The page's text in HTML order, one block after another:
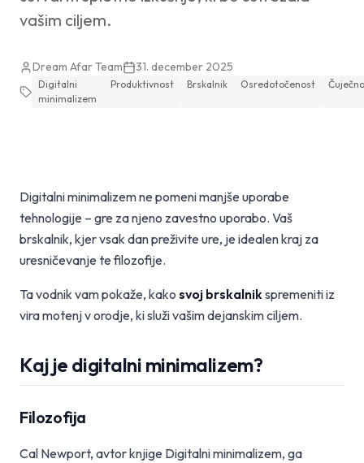
vašim ciljem.
Dream Afar Team 31. december 2025
Digitalni
minimalizem
Produktivnost Brskalnik Osredotočenost
Digitalni minimalizem ne pomeni manjše uporabe
tehnologije – gre za njeno zavestno uporabo. Vaš
brskalnik, kjer vsak dan preživite ure, je idealen kraj za
uresničevanje te filozofije.
Ta vodnik vam pokaže, kako svoj brskalnikspremeniti iz
vira motenj v orodje, ki služi vašim dejanskim ciljem.
Kaj je digitalni minimalizem?
Filozofija
Cal Newport, avtor knjige Digitalni minimalizem, ga